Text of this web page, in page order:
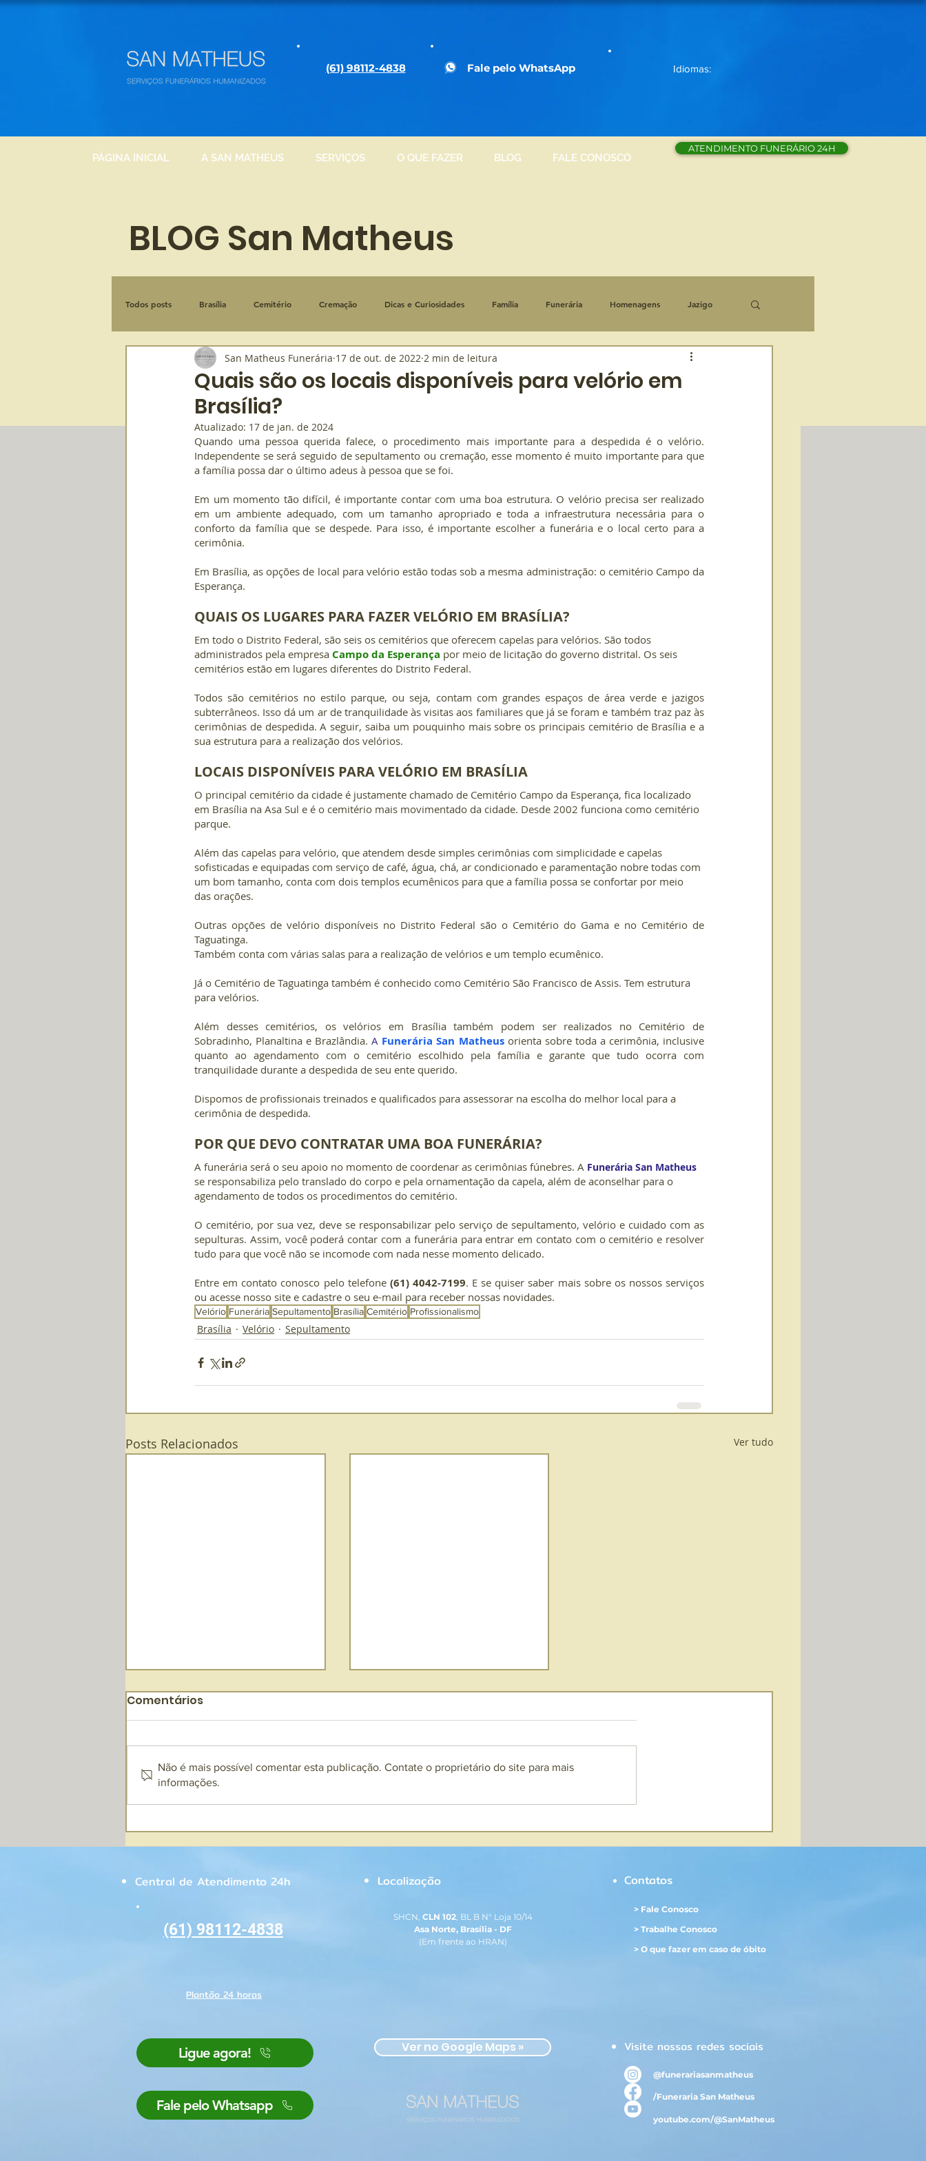
(61) 98112-4838 Fale pelo WhatsApp Idiomas:
PÁGINA INICIAL A SAN MATHEUS SERVIÇOS O QUE FAZER BLOG FALE CONOSCO
ATENDIMENTO FUNERÁRIO 24H
BLOG San Matheus
Todos posts Brasília Cemitério Cremação Dicas e Curiosidades Família Funerária Homenagens Jazigo
Plano Funerário Sepultamento Tanatopraxia Translado Velório
Serviço Funerário Saúde e Bem-estar
Quais são os locais disponíveis para velório em
Brasília?
San Matheus Funerária 17 de out. de 2022 2 min de leitura
Atualizado: 17 de jan. de 2024
Quando uma pessoa querida falece, o procedimento mais importante para a despedida é o velório.
Independente se será seguido de sepultamento ou cremação, esse momento é muito importante para que
a família possa dar o último adeus à pessoa que se foi.
Em um momento tão difícil, é importante contar com uma boa estrutura. O velório precisa ser realizado
em um ambiente adequado, com um tamanho apropriado e toda a infraestrutura necessária para o
conforto da família que se despede. Para isso, é importante escolher a funerária e o local certo para a
cerimônia.
Em Brasília, as opções de local para velório estão todas sob a mesma administração: o cemitério Campo da
Esperança.
QUAIS OS LUGARES PARA FAZER VELÓRIO EM BRASÍLIA?
Em todo o Distrito Federal, são seis os cemitérios que oferecem capelas para velórios. São todos
administrados pela empresa Campo da Esperança por meio de licitação do governo distrital. Os seis
cemitérios estão em lugares diferentes do Distrito Federal.
Todos são cemitérios no estilo parque, ou seja, contam com grandes espaços de área verde e jazigos
subterrâneos. Isso dá um ar de tranquilidade às visitas aos familiares que já se foram e também traz paz às
cerimônias de despedida. A seguir, saiba um pouquinho mais sobre os principais cemitério de Brasília e a
sua estrutura para a realização dos velórios.
LOCAIS DISPONÍVEIS PARA VELÓRIO EM BRASÍLIA
O principal cemitério da cidade é justamente chamado de Cemitério Campo da Esperança, fica localizado
em Brasília na Asa Sul e é o cemitério mais movimentado da cidade. Desde 2002 funciona como cemitério
parque.
Além das capelas para velório, que atendem desde simples cerimônias com simplicidade e capelas
sofisticadas e equipadas com serviço de café, água, chá, ar condicionado e paramentação nobre todas com
um bom tamanho, conta com dois templos ecumênicos para que a família possa se confortar por meio
das orações.
Outras opções de velório disponíveis no Distrito Federal são o Cemitério do Gama e no Cemitério de
Taguatinga.
Também conta com várias salas para a realização de velórios e um templo ecumênico.
Já o Cemitério de Taguatinga também é conhecido como Cemitério São Francisco de Assis. Tem estrutura
para velórios.
Além desses cemitérios, os velórios em Brasília também podem ser realizados no Cemitério de
Sobradinho, Planaltina e Brazlândia. A Funerária San Matheus orienta sobre toda a cerimônia, inclusive
quanto ao agendamento com o cemitério escolhido pela família e garante que tudo ocorra com
tranquilidade durante a despedida de seu ente querido.
Dispomos de profissionais treinados e qualificados para assessorar na escolha do melhor local para a
cerimônia de despedida.
POR QUE DEVO CONTRATAR UMA BOA FUNERÁRIA?
A funerária será o seu apoio no momento de coordenar as cerimônias fúnebres. A Funerária San Matheus
se responsabiliza pelo translado do corpo e pela ornamentação da capela, além de aconselhar para o
agendamento de todos os procedimentos do cemitério.
O cemitério, por sua vez, deve se responsabilizar pelo serviço de sepultamento, velório e cuidado com as
sepulturas. Assim, você poderá contar com a funerária para entrar em contato com o cemitério e resolver
tudo para que você não se incomode com nada nesse momento delicado.
Entre em contato conosco pelo telefone (61) 4042-7199. E se quiser saber mais sobre os nossos serviços
ou acesse nosso site e cadastre o seu e-mail para receber nossas novidades.
Velório Funerária Sepultamento Brasília Cemitério Profissionalismo
Brasília Velório Sepultamento
Posts Relacionados Ver tudo
A prova de que a
exatamente o que você
Que tipo de flores
velório?
Comentários
Não é mais possível comentar esta publicação. Contate o proprietário do site para mais
informações.
Central de Atendimento 24h
(61) 98112-4838
Localização
SHCN, CLN 102, BL B N° Loja 10/14
Asa Norte, Brasília - DF
(Em frente ao HRAN)
Contatos
> Fale Conosco
> Trabalhe Conosco
> O que fazer em caso de óbito
Plantão 24 horas
Ligue agora!
Fale pelo Whatsapp
Ver no Google Maps » Visite nossas redes sociais
@funerariasanmatheus
/Funeraria San Matheus
youtube.com/@SanMatheus